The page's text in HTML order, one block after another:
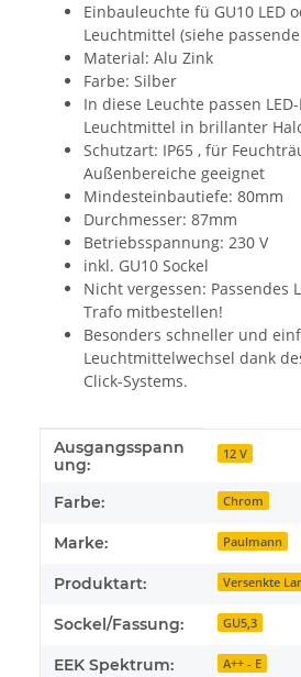
Einbauleuchte fü GU10 LED
Leuchtmittel (siehe
Material: Alu Zink
Farbe: Silber
In diese Leuchte passen
Leuchtmittel in brillanter
Schutzart: IP65 , für
Außenbereiche geeignet
Mindesteinbautiefe: 80mm
Durchmesser: 87mm
Betriebsspannung: 230 V
inkl. GU10 Sockel
Nicht vergessen: Passendes
Trafo mitbestellen!
Besonders schneller und
Leuchtmittelwechsel dank
Click-Systems.
Produkteigenschaft
Wert
Ausgangsspann
ung:
12 V
Farbe: Chrom
Marke: Paulmann
Produktart: Versenkte
Sockel/Fassung: GU5,3
EEK Spektrum: A++ - E